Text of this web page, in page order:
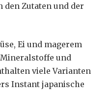
Zutaten und der
Ei und magerem
und
viele Varianten
Instant japanische